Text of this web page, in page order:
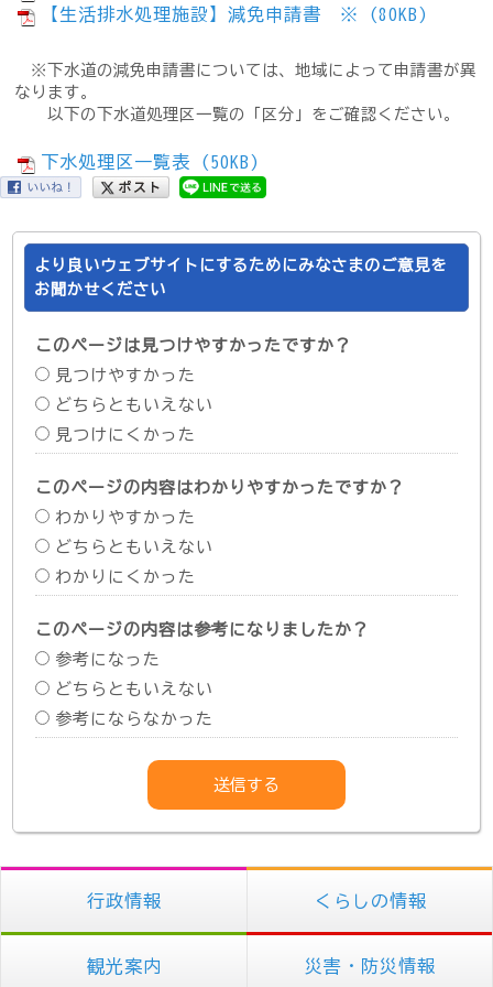
【生活排水処理施設】減免申請書 ※ (80KB)
※下水道の減免申請書については、地域によって申請書が異
なります。
以下の下水道処理区一覧の「区分」をご確認ください。
下水処理区一覧表 (50KB)
より良いウェブサイトにするためにみなさまのご意見を
お聞かせください
このページは見つけやすかったですか？
見つけやすかった
どちらともいえない
見つけにくかった
このページの内容はわかりやすかったですか？
わかりやすかった
どちらともいえない
わかりにくかった
このページの内容は参考になりましたか？
参考になった
どちらともいえない
参考にならなかった
行政情報 くらしの情報
観光案内 災害・防災情報